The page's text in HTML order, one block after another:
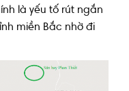
là yếu tố rút ngắn
miền Bắc nhờ đi